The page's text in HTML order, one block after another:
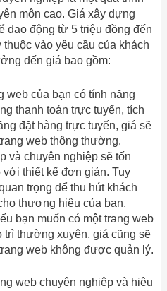
môn cao. Giá xây dựng
dao động từ 5 triệu đồng đến
vào yêu cầu của khách
đến giá bao gồm:
web của bạn có tính năng
thanh toán trực tuyến, tích
đặt hàng trực tuyến, giá sẽ
web thông thường.
và chuyên nghiệp sẽ tốn
thiết kế đơn giản. Tuy
trọng để thu hút khách
thương hiệu của bạn.
bạn muốn có một trang web
thường xuyên, giá cũng sẽ
web không được quản lý.
web chuyên nghiệp và hiệu